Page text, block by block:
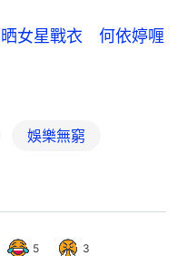
女星戰衣 何依婷喱
娛樂無窮
5 3